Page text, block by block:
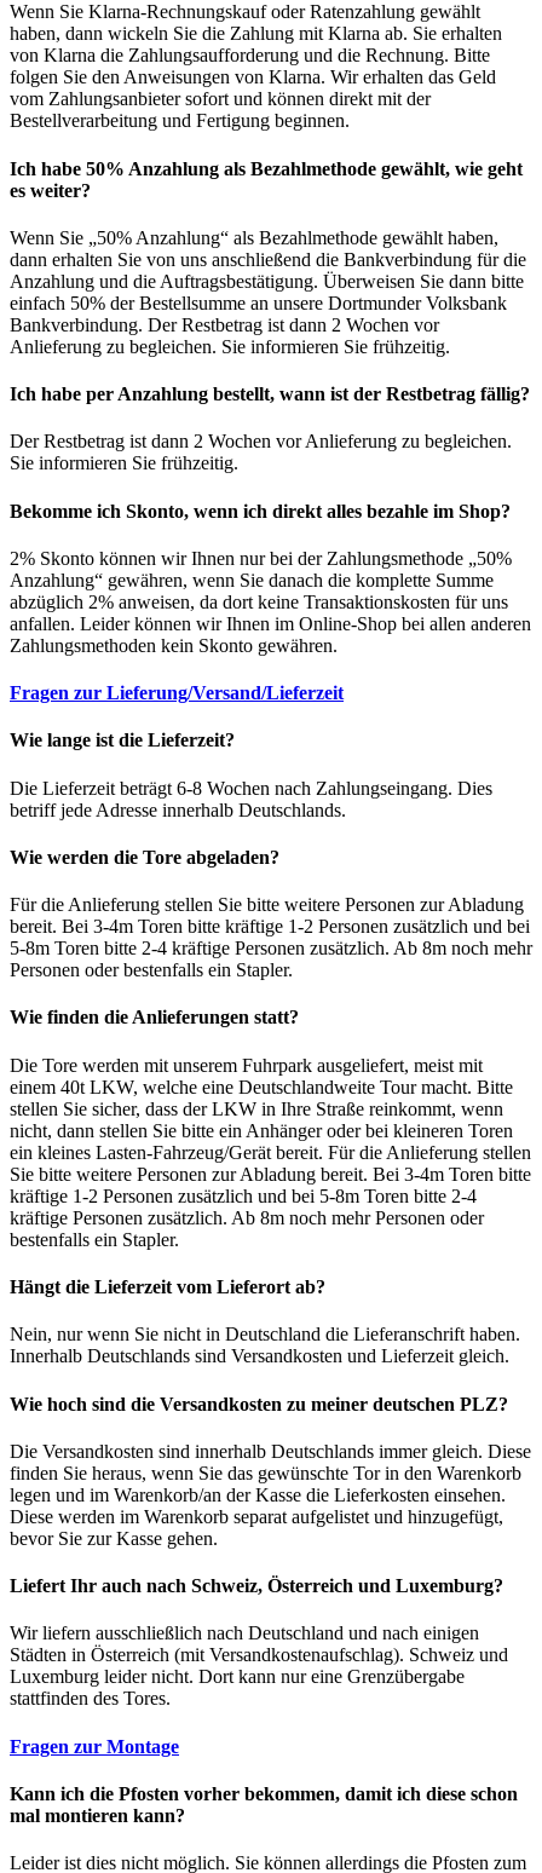
Wenn Sie Klarna-Rechnungskauf oder Ratenzahlung gewählt
haben, dann wickeln Sie die Zahlung mit Klarna ab. Sie erhalten
von Klarna die Zahlungsaufforderung und die Rechnung. Bitte
folgen Sie den Anweisungen von Klarna. Wir erhalten das Geld
vom Zahlungsanbieter sofort und können direkt mit der
Bestellverarbeitung und Fertigung beginnen.
Ich habe 50% Anzahlung als Bezahlmethode gewählt, wie geht
es weiter?
Wenn Sie „50% Anzahlung“ als Bezahlmethode gewählt haben,
dann erhalten Sie von uns anschließend die Bankverbindung für die
Anzahlung und die Auftragsbestätigung. Überweisen Sie dann bitte
einfach 50% der Bestellsumme an unsere Dortmunder Volksbank
Bankverbindung. Der Restbetrag ist dann 2 Wochen vor
Anlieferung zu begleichen. Sie informieren Sie frühzeitig.
Ich habe per Anzahlung bestellt, wann ist der Restbetrag fällig?
Der Restbetrag ist dann 2 Wochen vor Anlieferung zu begleichen.
Sie informieren Sie frühzeitig.
Bekomme ich Skonto, wenn ich direkt alles bezahle im Shop?
2% Skonto können wir Ihnen nur bei der Zahlungsmethode „50%
Anzahlung“ gewähren, wenn Sie danach die komplette Summe
abzüglich 2% anweisen, da dort keine Transaktionskosten für uns
anfallen. Leider können wir Ihnen im Online-Shop bei allen anderen
Zahlungsmethoden kein Skonto gewähren.
Fragen zur Lieferung/Versand/Lieferzeit
Wie lange ist die Lieferzeit?
Die Lieferzeit beträgt 6-8 Wochen nach Zahlungseingang. Dies
betriff jede Adresse innerhalb Deutschlands.
Wie werden die Tore abgeladen?
Für die Anlieferung stellen Sie bitte weitere Personen zur Abladung
bereit. Bei 3-4m Toren bitte kräftige 1-2 Personen zusätzlich und bei
5-8m Toren bitte 2-4 kräftige Personen zusätzlich. Ab 8m noch mehr
Personen oder bestenfalls ein Stapler.
Wie finden die Anlieferungen statt?
Die Tore werden mit unserem Fuhrpark ausgeliefert, meist mit
einem 40t LKW, welche eine Deutschlandweite Tour macht. Bitte
stellen Sie sicher, dass der LKW in Ihre Straße reinkommt, wenn
nicht, dann stellen Sie bitte ein Anhänger oder bei kleineren Toren
ein kleines Lasten-Fahrzeug/Gerät bereit. Für die Anlieferung stellen
Sie bitte weitere Personen zur Abladung bereit. Bei 3-4m Toren bitte
kräftige 1-2 Personen zusätzlich und bei 5-8m Toren bitte 2-4
kräftige Personen zusätzlich. Ab 8m noch mehr Personen oder
bestenfalls ein Stapler.
Hängt die Lieferzeit vom Lieferort ab?
Nein, nur wenn Sie nicht in Deutschland die Lieferanschrift haben.
Innerhalb Deutschlands sind Versandkosten und Lieferzeit gleich.
Wie hoch sind die Versandkosten zu meiner deutschen PLZ?
Die Versandkosten sind innerhalb Deutschlands immer gleich. Diese
finden Sie heraus, wenn Sie das gewünschte Tor in den Warenkorb
legen und im Warenkorb/an der Kasse die Lieferkosten einsehen.
Diese werden im Warenkorb separat aufgelistet und hinzugefügt,
bevor Sie zur Kasse gehen.
Liefert Ihr auch nach Schweiz, Österreich und Luxemburg?
Wir liefern ausschließlich nach Deutschland und nach einigen
Städten in Österreich (mit Versandkostenaufschlag). Schweiz und
Luxemburg leider nicht. Dort kann nur eine Grenzübergabe
stattfinden des Tores.
Fragen zur Montage
Kann ich die Pfosten vorher bekommen, damit ich diese schon
mal montieren kann?
Leider ist dies nicht möglich. Sie können allerdings die Pfosten zum